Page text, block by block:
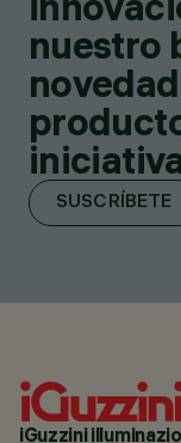
nuestro
SUSCRÍBETE
iGuzzini